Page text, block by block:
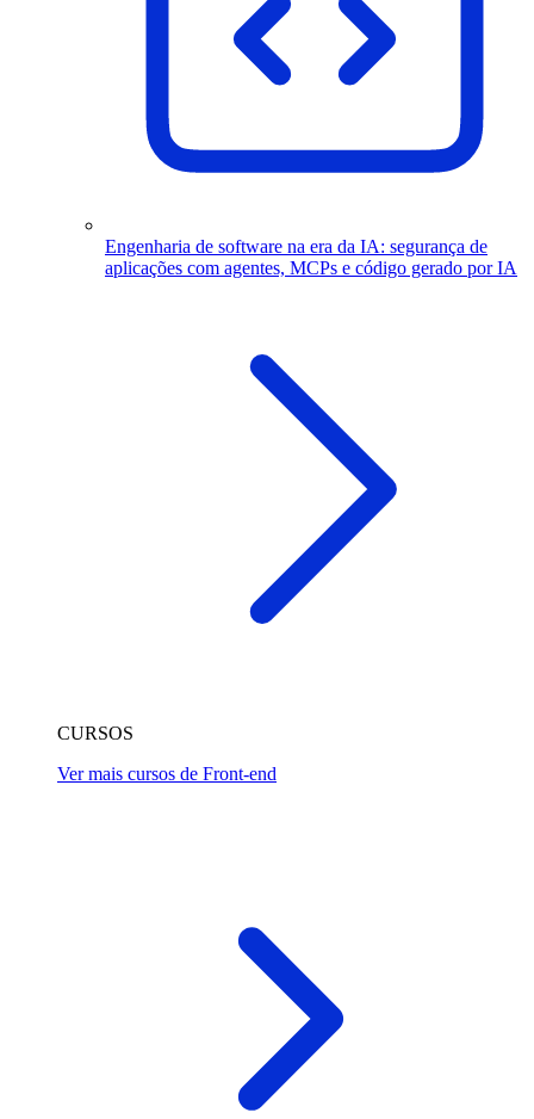
Engenharia de software na era da IA: segurança de
aplicações com agentes, MCPs e código gerado por IA
CURSOS
Ver mais cursos de Front-end